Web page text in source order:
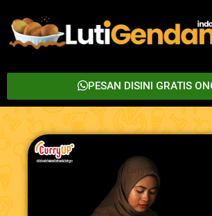
PESAN DISINI GRATIS